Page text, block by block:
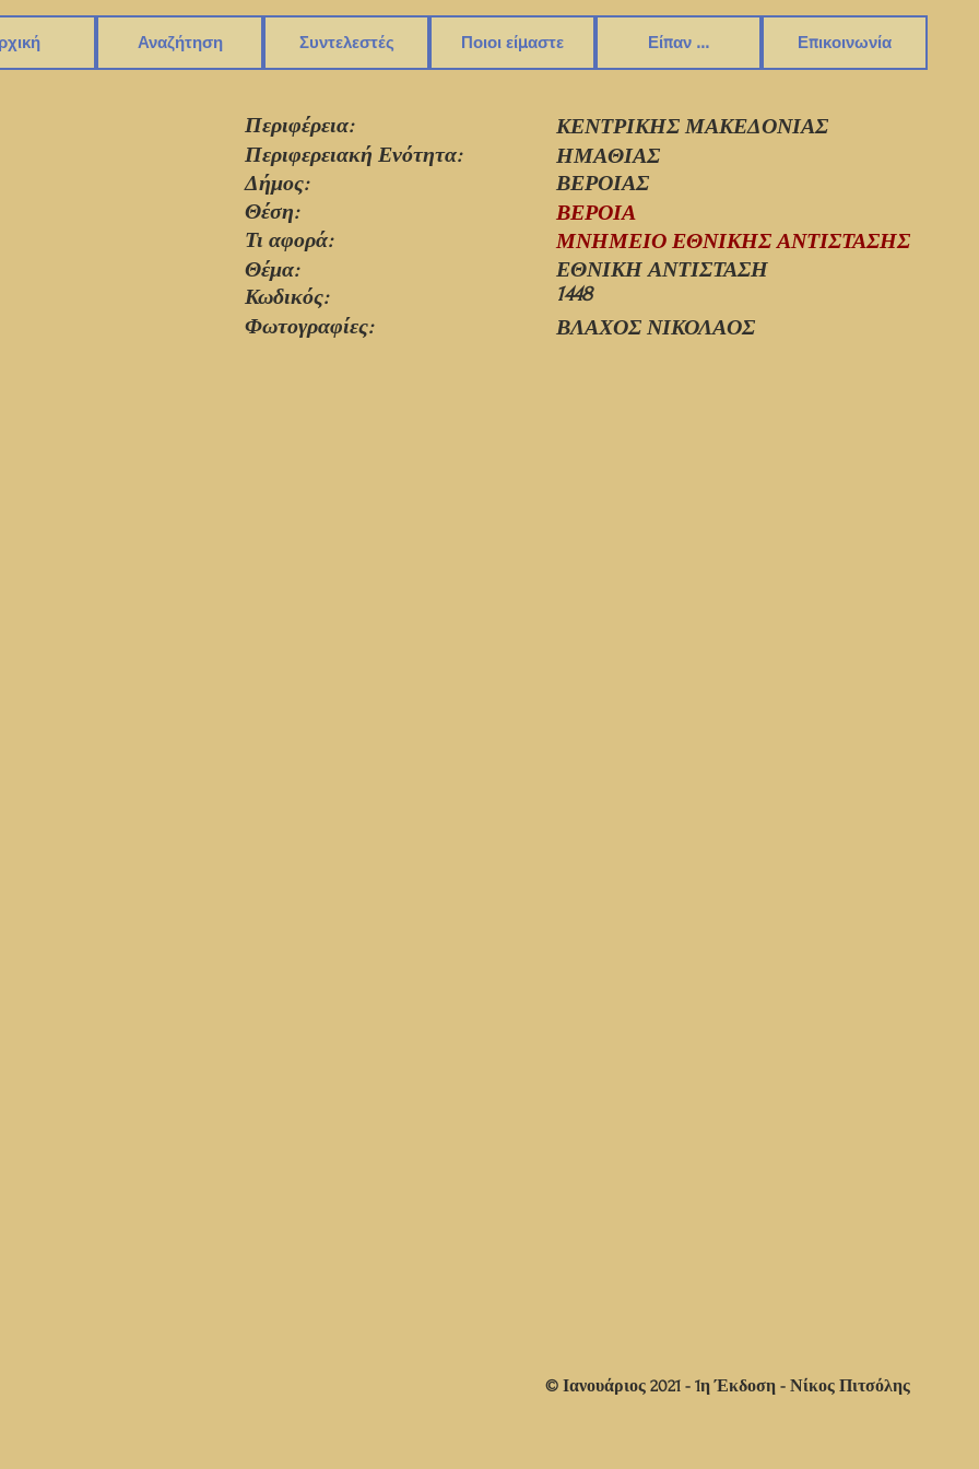
Αναζήτηση Συντελεστές Ποιοι είμαστε Είπαν ... Επικοινωνία
Περιφέρεια:
Περιφερειακή Ενότητα:
Δήμος:
Θέση:
Τι αφορά:
Θέμα:
Κωδικός:
Φωτογραφίες:
ΚΕΝΤΡΙΚΗΣ ΜΑΚΕΔΟΝΙΑΣ
ΗΜΑΘΙΑΣ
ΒΕΡΟΙΑΣ
ΒΕΡΟΙΑ
ΜΝΗΜΕΙΟ ΕΘΝΙΚΗΣ ΑΝΤΙΣΤΑΣΗΣ
ΕΘΝΙΚΗ ΑΝΤΙΣΤΑΣΗ
1448
ΒΛΑΧΟΣ ΝΙΚΟΛΑΟΣ
© Ιανουάριος 2021 - 1η Έκδοση - Νίκος Πιτσόλης